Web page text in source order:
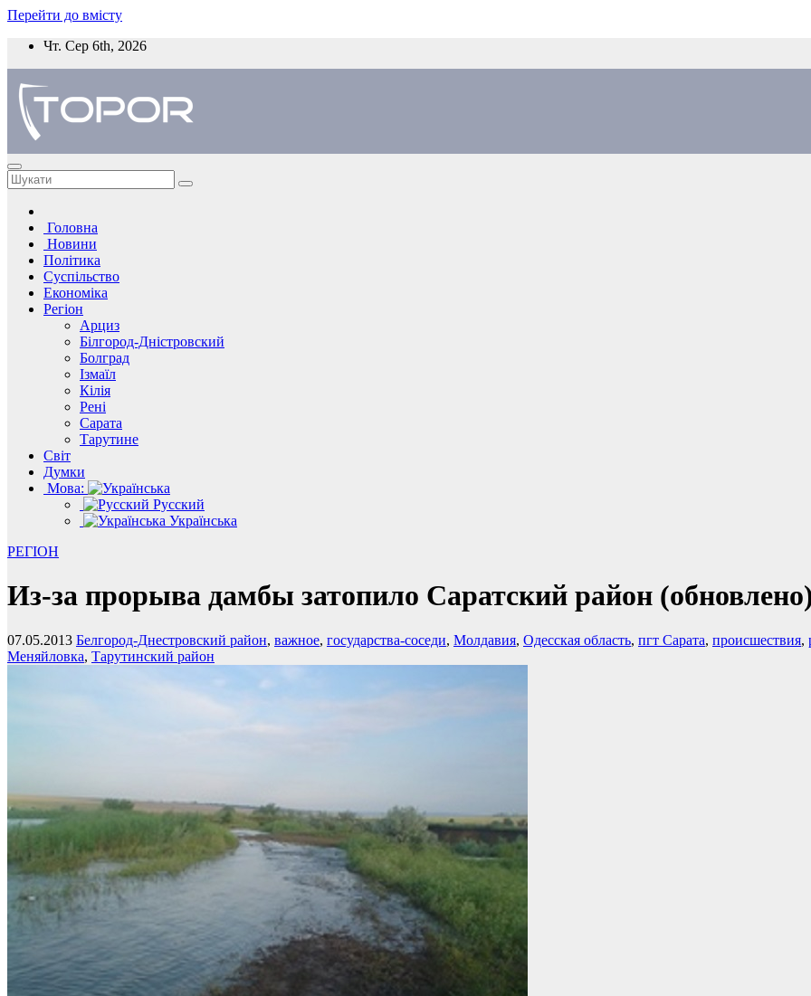
Перейти до вмісту
Чт. Сер 6th, 2026
Головна
Новини
Політика
Суспільство
Економіка
Регіон
Арциз
Білгород-Дністровский
Болград
Ізмаїл
Кілія
Рені
Сарата
Тарутине
Світ
Думки
Мова:
Русский
Українська
РЕГІОН
Из-за прорыва дамбы затопило Саратский район
07.05.2013 Белгород-Днестровский район, важное, государства-соседи, Молдавия, Одесская область, пгт Сарата, происшествия,
Меняйловка, Тарутинский район